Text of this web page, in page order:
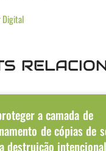
Digital
a camada de
de cópias de
destruição